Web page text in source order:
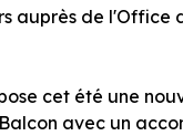
auprès de l'Office
cet été une
avec un